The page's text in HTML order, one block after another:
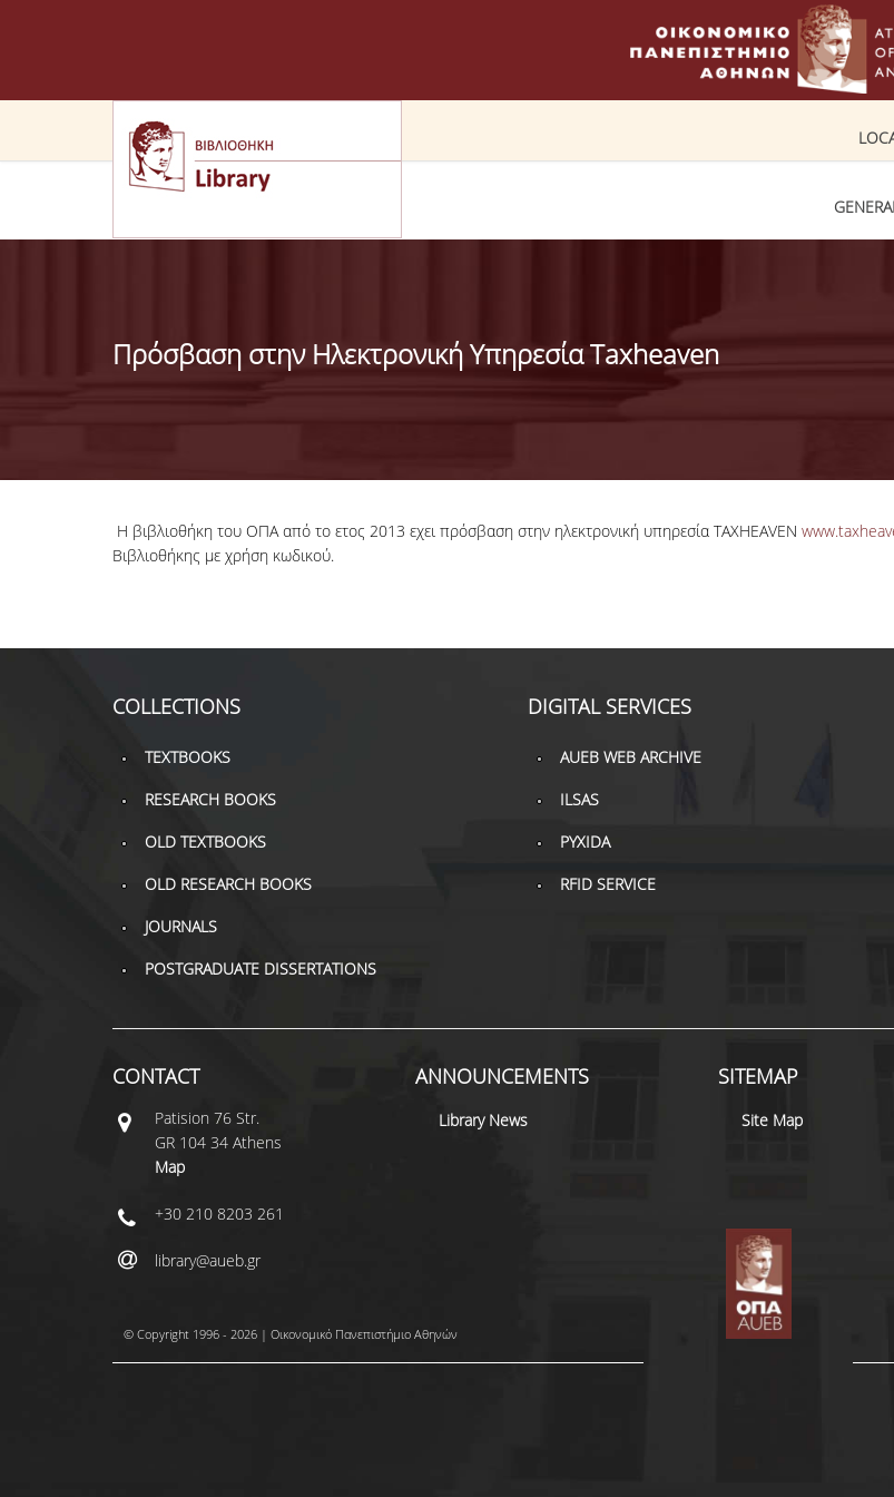
Πρόσβαση στην Ηλεκτρονική Υπηρεσία Taxheaven
Η βιβλιοθήκητου ΟΠΑ από το ετος 2013 εχει πρόσβαση στην ηλεκτρονική υπηρεσία TAXHEAVEN
Βιβλιοθήκης με χρήση κωδικού.
COLLECTIONS
TEXTBOOKS
RESEARCH BOOKS
OLD TEXTBOOKS
OLD RESEARCH BOOKS
JOURNALS
POSTGRADUATE DISSERTATIONS
DIGITAL SERVICES
AUEB WEB ARCHIVE
ILSAS
PYXIDA
RFID SERVICE
CONTACT
Patisiοn 76 Str.
GR 104 34 Athens
Map
+30 210 8203 261
library@aueb.gr
ANNOUNCEMENTS
Library News
SITEMAP
Site Map
© Copyright 1996 - 2026 | Οικονομικό Πανεπιστήμιο Αθηνών